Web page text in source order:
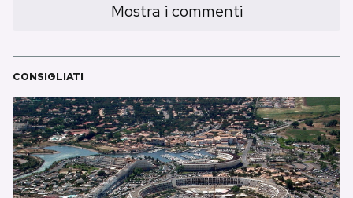
Mostra i commenti
CONSIGLIATI